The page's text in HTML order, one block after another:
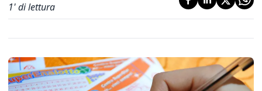
1' di lettura